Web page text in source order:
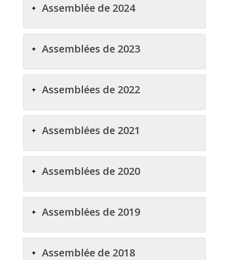
Assemblée de 2024
Assemblées de 2023
Assemblées de 2022
Assemblées de 2021
Assemblées de 2020
Assemblées de 2019
Assemblée de 2018